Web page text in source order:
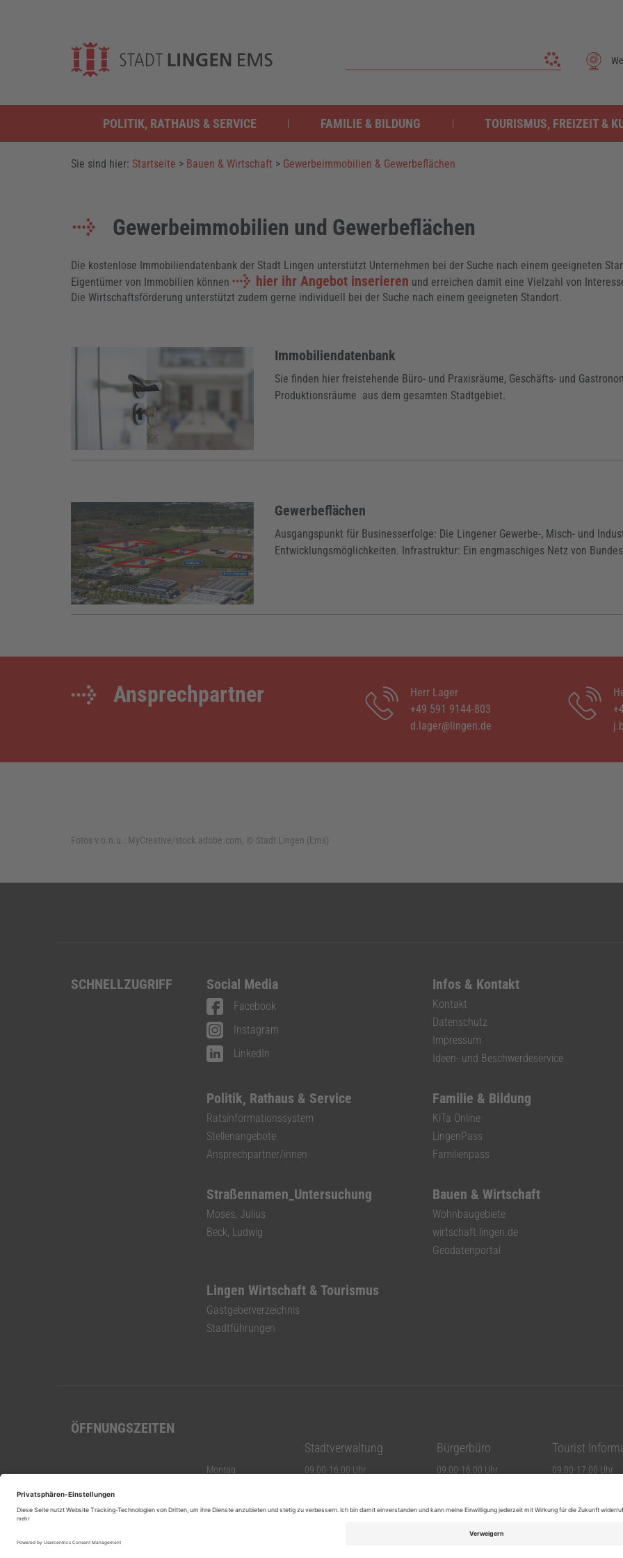
POLITIK, RATHAUS & SERVICE FAMILIE & BILDUNG TOURISMUS, FREIZEIT &
Sie sind hier: Startseite > Bauen & Wirtschaft > Gewerbeimmobilien & Gewerbeflächen
Gewerbeimmobilien und Gewerbeflächen
Die kostenlose Immobiliendatenbank der Stadt Lingen unterstützt Unternehmen bei der Suche nach einem geeigneten
Eigentümer von Immobilien können
hier ihr Angebot inserieren und erreichen damit eine Vielzahl von
Die Wirtschaftsförderung unterstützt zudem gerne individuell bei der Suche nach einem geeigneten Standort.
Immobiliendatenbank
Sie finden hier freistehende Büro- und Praxisräume, Geschäfts- und
Produktionsräume aus dem gesamten Stadtgebiet.
Gewerbeflächen
Ausgangspunkt für Businesserfolge: Die Lingener Gewerbe-, Misch- und
Entwicklungsmöglichkeiten. Infrastruktur: Ein engmaschiges Netz von
Ansprechpartner
Herr Lager
+49 591 9144-803
d.lager@lingen.de
Fotos v.o.n.u.: MyCreative/stock.adobe.com, © Stadt Lingen (Ems)
SCHNELLZUGRIFF Social Media
Facebook
Instagram
LinkedIn
Infos & Kontakt
Kontakt
Datenschutz
Impressum
Ideen- und Beschwerdeservice
Politik, Rathaus & Service
Ratsinformationssystem
Stellenangebote
Ansprechpartner/innen
Familie & Bildung
KiTa Online
LingenPass
Familienpass
Straßennamen_Untersuchung
Moses, Julius
Beck, Ludwig
Bauen & Wirtschaft
Wohnbaugebiete
wirtschaft.lingen.de
Geodatenportal
Lingen Wirtschaft & Tourismus
Gastgeberverzeichnis
Stadtführungen
ÖFFNUNGSZEITEN
Montag
Freitag
Stadtverwaltung
09.00-16.00 Uhr
09.00-12.30 Uhr
Bürgerbüro
09.00-16.00 Uhr
09.00-12.30 Uhr
Tourist
09.00-17.00 Uhr
09.00-16.00 Uhr